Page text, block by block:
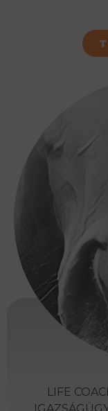
LIFE